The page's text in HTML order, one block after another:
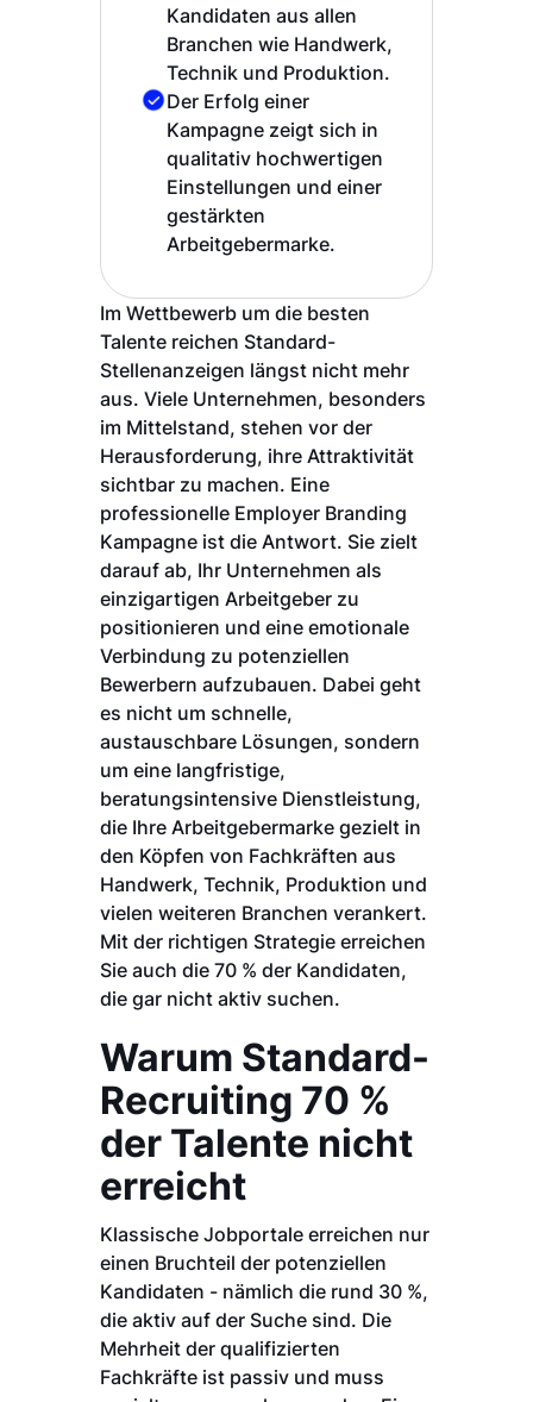
Kandidaten aus allen
Branchen wie Handwerk,
Technik und Produktion.
Der Erfolg einer
Kampagne zeigt sich in
qualitativ hochwertigen
Einstellungen und einer
gestärkten
Arbeitgebermarke.
Im Wettbewerb um die besten
Talente reichen Standard-
Stellenanzeigen längst nicht mehr
aus. Viele Unternehmen, besonders
im Mittelstand, stehen vor der
Herausforderung, ihre Attraktivität
sichtbar zu machen. Eine
professionelle Employer Branding
Kampagne ist die Antwort. Sie zielt
darauf ab, Ihr Unternehmen als
einzigartigen Arbeitgeber zu
positionieren und eine emotionale
Verbindung zu potenziellen
Bewerbern aufzubauen. Dabei geht
es nicht um schnelle,
austauschbare Lösungen, sondern
um eine langfristige,
beratungsintensive Dienstleistung,
die Ihre Arbeitgebermarke gezielt in
den Köpfen von Fachkräften aus
Handwerk, Technik, Produktion und
vielen weiteren Branchen verankert.
Mit der richtigen Strategie erreichen
Sie auch die 70 % der Kandidaten,
die gar nicht aktiv suchen.
Warum Standard-
Recruiting 70 %
der Talente nicht
erreicht
Klassische Jobportale erreichen nur
einen Bruchteil der potenziellen
Kandidaten - nämlich die rund 30 %,
die aktiv auf der Suche sind. Die
Mehrheit der qualifizierten
Fachkräfte ist passiv und muss